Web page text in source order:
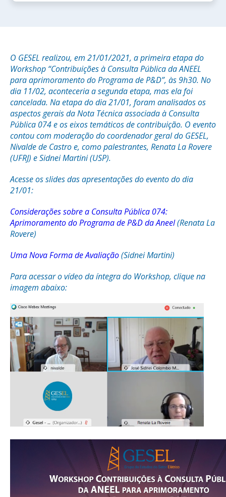
O GESEL realizou, em 21/01/2021, a primeira etapa do
Workshop “Contribuições à Consulta Pública da ANEEL
para aprimoramento do Programa de P&D”, às 9h30. No
dia 11/02, aconteceria a segunda etapa, mas ela foi
cancelada. Na etapa do dia 21/01, foram analisados os
aspectos gerais da Nota Técnica associada à Consulta
Pública 074 e os eixos temáticos de contribuição. O evento
contou com moderação do coordenador geral do GESEL,
Nivalde de Castro e, como palestrantes, Renata La Rovere
(UFRJ) e Sidnei Martini (USP).
Acesse os slides das apresentações do evento do dia
21/01:
Considerações sobre a Consulta Pública 074:
Aprimoramento do Programa de P&D da Aneel(Renata La
Rovere)
Uma Nova Forma de Avaliação(Sidnei Martini)
Para acessar o vídeo da íntegra do Workshop, clique na
imagem abaixo: